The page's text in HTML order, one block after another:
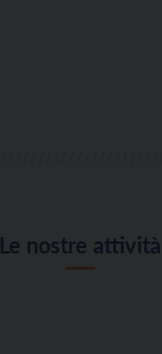
Le nostre attività